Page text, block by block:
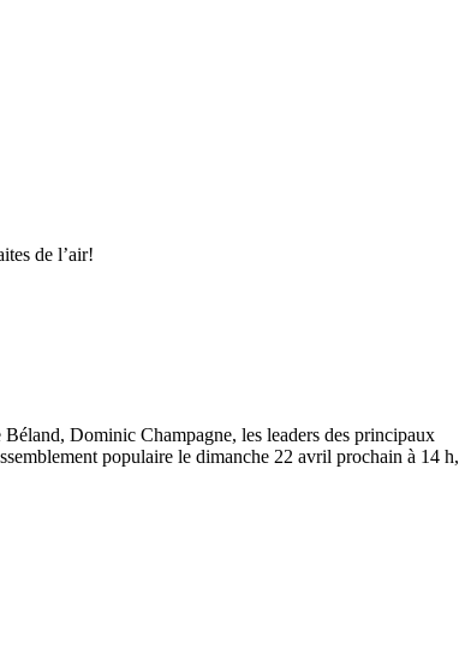
de l’air!
Dominic Champagne, les leaders des principaux
populaire le dimanche 22 avril prochain à 14 h,